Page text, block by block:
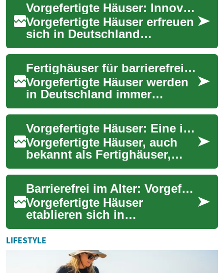
Vorgefertigte Häuser: Innovatives Wohnen für Senioren und Tiny-House-Liebhaber
Vorgefertigte Häuser erfreuen
sich in Deutschland
zunehmender Beliebtheit.
Diese modernen
Wohnlösungen bieten nicht
n...
Fertighäuser für barrierefreies Wohnen im Alter
Vorgefertigte Häuser werden
in Deutschland immer
relevanter für altersgerechtes,
barrierefreies Wohnen. Sie
bieten sc...
Vorgefertigte Häuser: Eine innovative Lösung für Senioren und barrierefreies Wohnen
Vorgefertigte Häuser, auch
bekannt als Fertighäuser,
gewinnen in Deutschland
zunehmend an Beliebtheit.
Diese innovati...
Barrierefrei im Alter: Vorgefertigte Häuser für Senioren
Vorgefertigte Häuser
etablieren sich in
Deutschland als attraktive
Lösung für barrierefreies und
altersgerechtes Wohn...
LIFESTYLE